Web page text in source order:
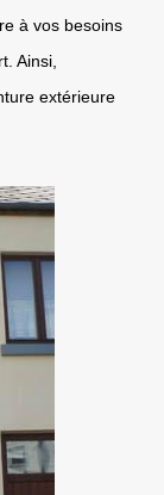
à vos besoins
Ainsi,
extérieure